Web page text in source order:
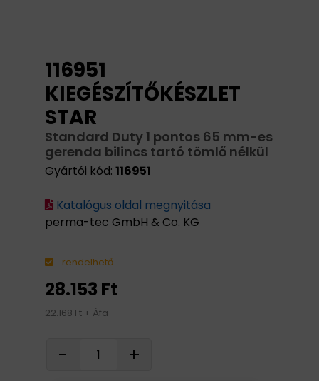
116951
KIEGÉSZÍTŐKÉSZLET
STAR
Standard Duty 1 pontos 65 mm-es
gerenda bilincs tartó tömlő nélkül
Gyártói kód: 116951
Katalógus oldal megnyitása
perma-tec GmbH & Co. KG
rendelhető
28.153 Ft
22.168 Ft + Áfa
- +